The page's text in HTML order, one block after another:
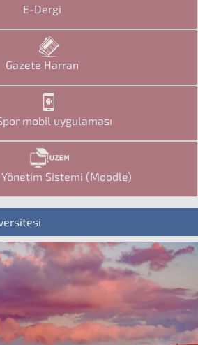
E-Dergi
Gazete Harran
mobil uygulaması
Sistemi (Moodle)